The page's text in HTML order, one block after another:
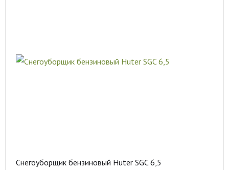
Снегоуборщик бензиновый Huter SGC 6,5